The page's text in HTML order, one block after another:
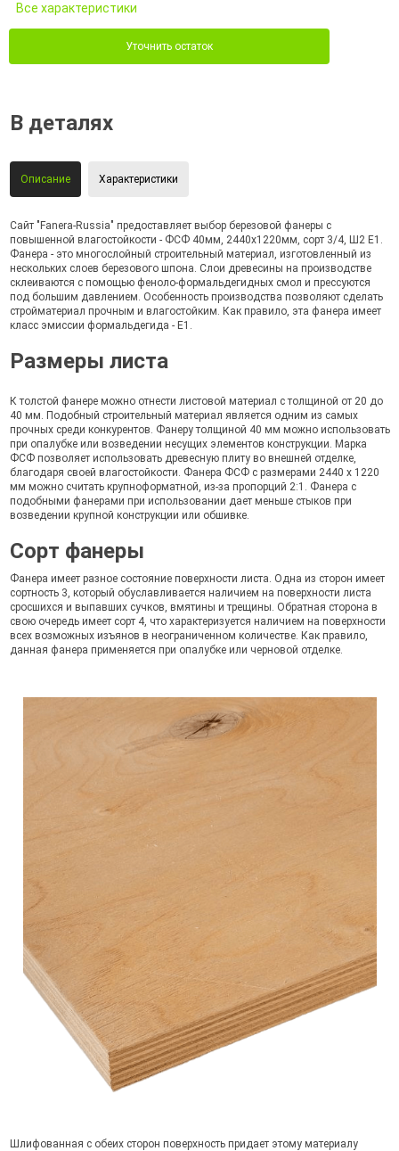
Все характеристики
Уточнить остаток
В деталях
Описание Характеристики
Сайт "Fanera-Russia" предоставляет выбор березовой фанеры с
повышенной влагостойкости - ФСФ 40мм, 2440х1220мм, сорт 3/4, Ш2 Е1.
Фанера - это многослойный строительный материал, изготовленный из
нескольких слоев березового шпона. Слои древесины на производстве
склеиваются с помощью феноло-формальдегидных смол и прессуются
под большим давлением. Особенность производства позволяют сделать
стройматериал прочным и влагостойким. Как правило, эта фанера имеет
класс эмиссии формальдегида - Е1.
Размеры листа
К толстой фанере можно отнести листовой материал с толщиной от 20 до
40 мм. Подобный строительный материал является одним из самых
прочных среди конкурентов. Фанеру толщиной 40 мм можно использовать
при опалубке или возведении несущих элементов конструкции. Марка
ФСФ позволяет использовать древесную плиту во внешней отделке,
благодаря своей влагостойкости. Фанера ФСФ с размерами 2440 х 1220
мм можно считать крупноформатной, из-за пропорций 2:1. Фанера с
подобными фанерами при использовании дает меньше стыков при
возведении крупной конструкции или обшивке.
Сорт фанеры
Фанера имеет разное состояние поверхности листа. Одна из сторон имеет
сортность 3, который обуславливается наличием на поверхности листа
сросшихся и выпавших сучков, вмятины и трещины. Обратная сторона в
свою очередь имеет сорт 4, что характеризуется наличием на поверхности
всех возможных изъянов в неограниченном количестве. Как правило,
данная фанера применяется при опалубке или черновой отделке.
Шлифованная с обеих сторон поверхность придает этому материалу